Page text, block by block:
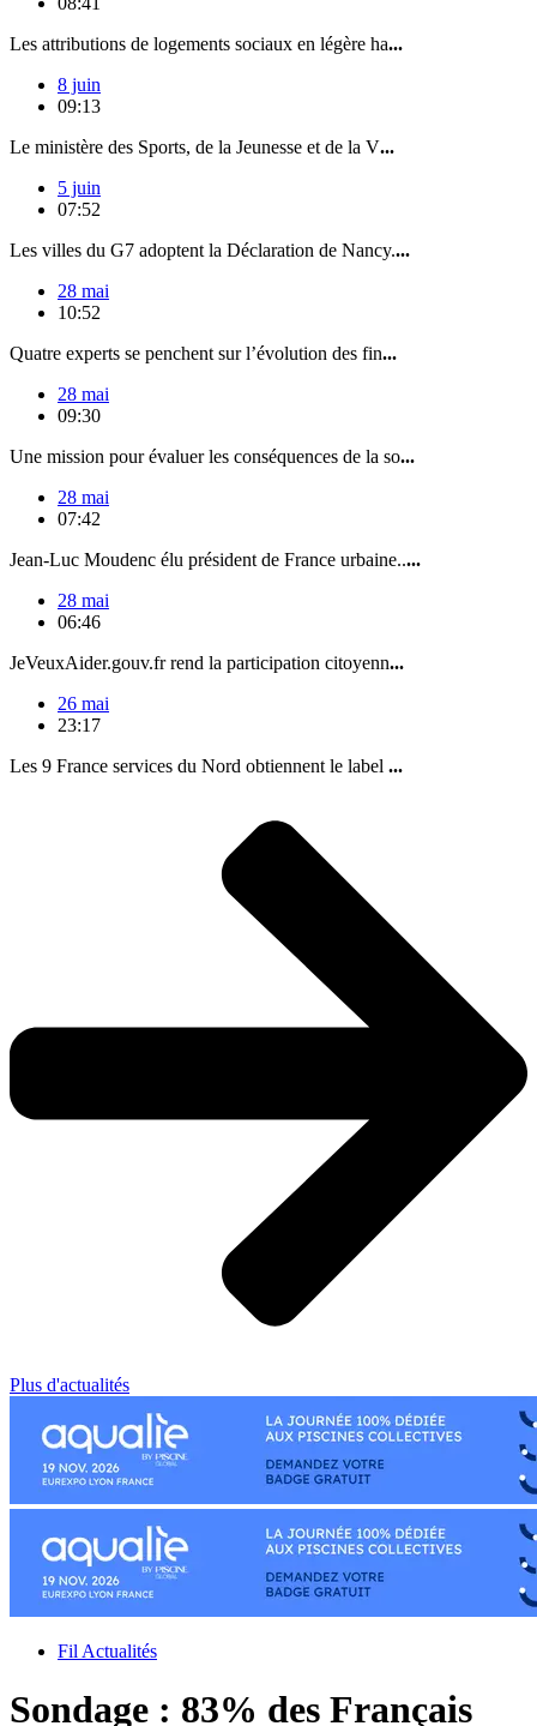
Les attributions de logements sociaux en légère ha...
8 juin
09:13
Le ministère des Sports, de la Jeunesse et de la V...
5 juin
07:52
Les villes du G7 adoptent la Déclaration de Nancy....
28 mai
10:52
Quatre experts se penchent sur l’évolution des fin...
28 mai
09:30
Une mission pour évaluer les conséquences de la so...
28 mai
07:42
Jean-Luc Moudenc élu président de France urbaine.....
28 mai
06:46
JeVeuxAider.gouv.fr rend la participation citoyenn...
26 mai
23:17
Les 9 France services du Nord obtiennent le label ...
Plus d'actualités
Fil Actualités
Sondage : 83% des Français